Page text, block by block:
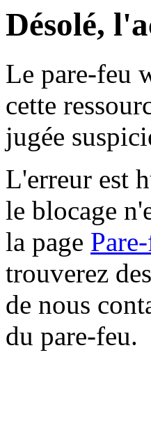
Désolé,
Le pare-feu
cette
jugée
L'erreur est
le blocage
la page
trouverez
de nous
du pare-feu.